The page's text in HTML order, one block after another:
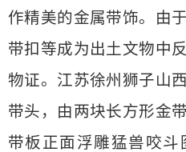
作精美的金属带饰。由
带扣等成为出土文物中
物证。江苏徐州狮子山
带头，由两块长方形金
带板正面浮雕猛兽咬